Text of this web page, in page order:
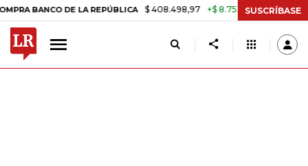
DE LA REPÚBLICA $ 408.498,97 +$ 8.753,81 +2,19% TASA DE
SUSCRÍBASE